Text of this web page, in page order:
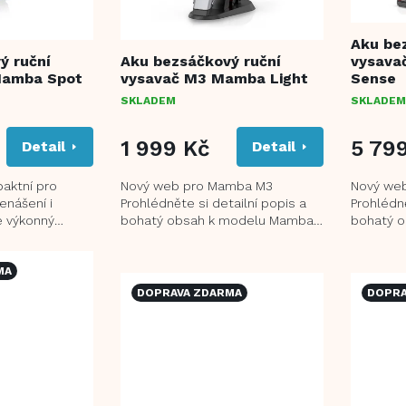
ruční
Spot
Detail
pro
i
výkonný
Aku bezsáčkový ruční
vysavač M3 Mamba Light
SKLADEM
1 999 Kč Detail
Nový web pro Mamba M3
Prohlédněte si detailní popis a
bohatý obsah k modelu Mamba
Aku
Sense
SKLADEM
5
Nový
bohatý
DOPRAVA ZDARMA